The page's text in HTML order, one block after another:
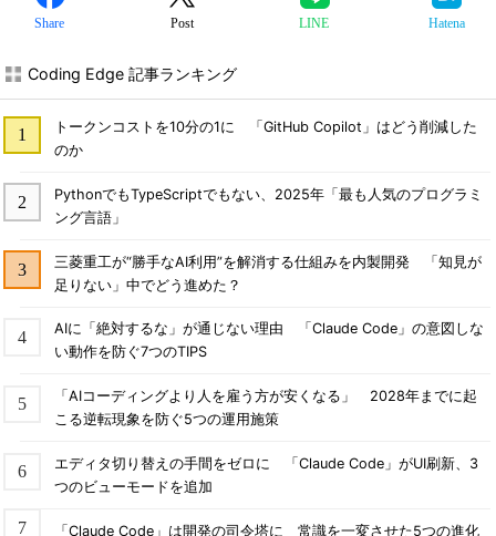
Share Post LINE Hatena
Coding Edge 記事ランキング
トークンコストを10分の1に 「GitHub Copilot」はどう削減した
のか
PythonでもTypeScriptでもない、2025年「最も人気のプログラミ
ング言語」
三菱重工が“勝手なAI利用”を解消する仕組みを内製開発 「知見が
足りない」中でどう進めた？
AIに「絶対するな」が通じない理由 「Claude Code」の意図しな
い動作を防ぐ7つのTIPS
「AIコーディングより人を雇う方が安くなる」 2028年までに起
こる逆転現象を防ぐ5つの運用施策
エディタ切り替えの手間をゼロに 「Claude Code」がUI刷新、3
つのビューモードを追加
「Claude Code」は開発の司令塔に 常識を一変させた5つの進化